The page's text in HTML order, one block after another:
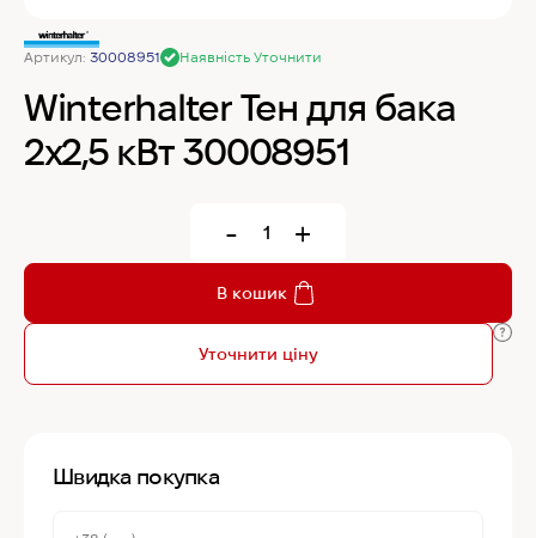
Samaref Холодильна шафа PF 600 TN
Rational Пароконвекційна піч газова iCombi
Pro 6-1/1
Артикул: 30008951 Наявність Уточнити
Winterhalter Тен для бака
2х2,5 кВт 30008951
- +
В кошик
Уточнити ціну
Швидка покупка